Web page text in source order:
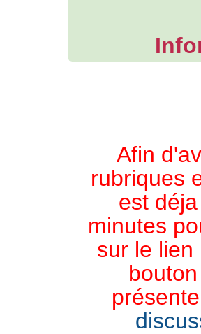
Afin
rubriques
est
minutes
sur le lien